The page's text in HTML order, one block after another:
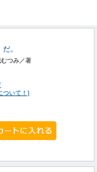
。
つみ／著
ついて！)